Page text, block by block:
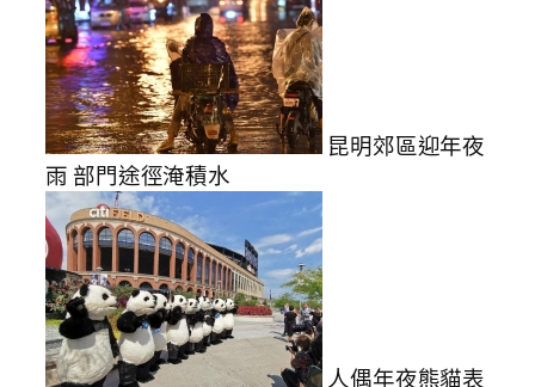
昆明郊區迎年夜
雨 部門途徑淹積水
人偶年夜熊貓表